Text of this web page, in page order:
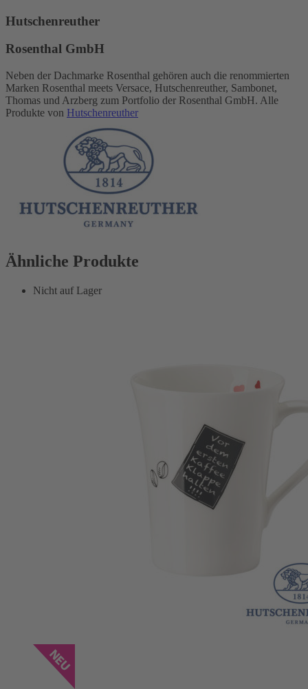
Hutschenreuther
Rosenthal GmbH
Neben der Dachmarke Rosenthal gehören auch die renommierten
Marken Rosenthal meets Versace, Hutschenreuther, Sambonet,
Thomas und Arzberg zum Portfolio der Rosenthal GmbH. Alle
Produkte von Hutschenreuther
Ähnliche Produkte
Nicht auf Lager